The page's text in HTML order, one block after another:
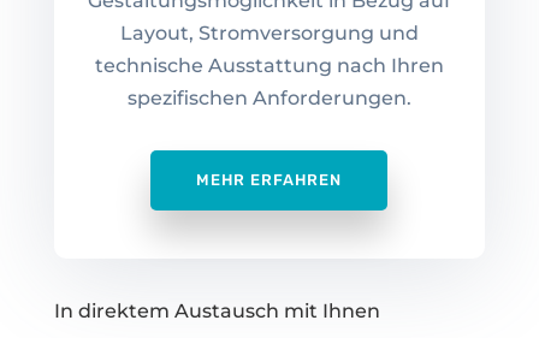
Layout, Stromversorgung und
technische Ausstattung nach Ihren
spezifischen Anforderungen.
MEHR ERFAHREN
In direktem Austausch mit Ihnen